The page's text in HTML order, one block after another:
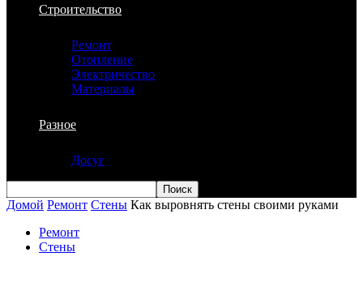
Строительство
Ремонт
Отопление
Электричество
Материалы
Разное
Досуг
Домой Ремонт Стены Как выровнять стены своими руками
Ремонт
Стены